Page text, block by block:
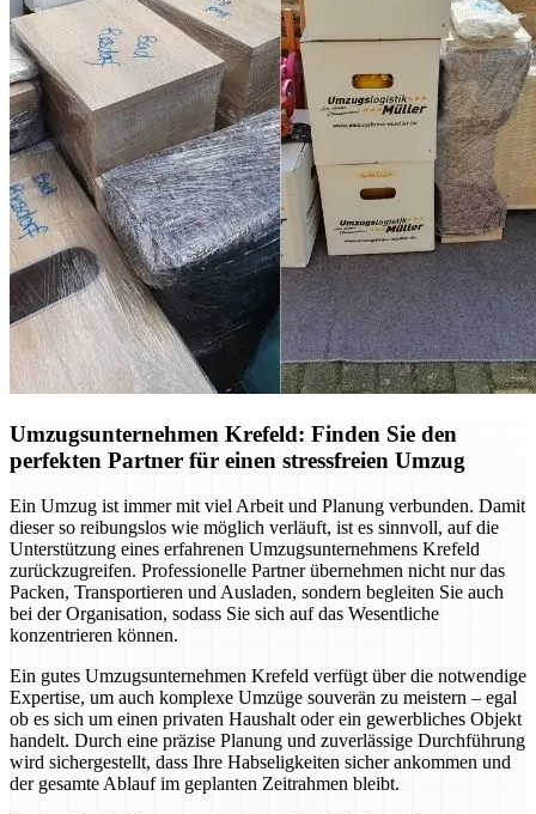
Umzugsunternehmen Krefeld: Finden Sie den
perfekten Partner für einen stressfreien Umzug
Ein Umzug ist immer mit viel Arbeit und Planung verbunden. Damit
dieser so reibungslos wie möglich verläuft, ist es sinnvoll, auf die
Unterstützung eines erfahrenen Umzugsunternehmens Krefeld
zurückzugreifen. Professionelle Partner übernehmen nicht nur das
Packen, Transportieren und Ausladen, sondern begleiten Sie auch
bei der Organisation, sodass Sie sich auf das Wesentliche
konzentrieren können.
Ein gutes Umzugsunternehmen Krefeld verfügt über die notwendige
Expertise, um auch komplexe Umzüge souverän zu meistern – egal
ob es sich um einen privaten Haushalt oder ein gewerbliches Objekt
handelt. Durch eine präzise Planung und zuverlässige Durchführung
wird sichergestellt, dass Ihre Habseligkeiten sicher ankommen und
der gesamte Ablauf im geplanten Zeitrahmen bleibt.